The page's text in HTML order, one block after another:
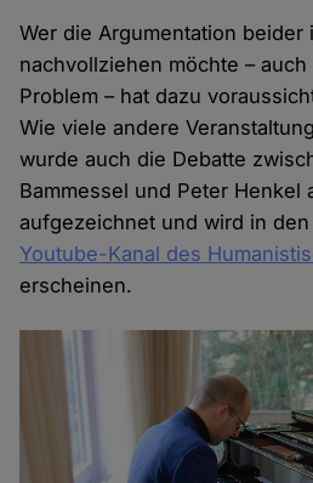
Wer die Argumentation beider
nachvollziehen möchte –
Problem – hat dazu
Wie viele andere
wurde auch die Debatte
Bammessel und Peter Henkel
aufgezeichnet und wird in
Youtube-Kanal des
erscheinen.